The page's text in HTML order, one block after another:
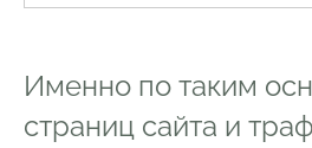
Именно по таким
страниц сайта и